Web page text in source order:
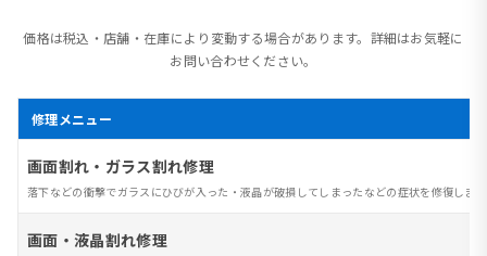
価格は税込・店舗・在庫により変動する場合があります。詳細はお気軽に
お問い合わせください。
修理メニュー
画面割れ・ガラス割れ修理
落下などの衝撃でガラスにひびが入った・液晶が破損してしまったなどの症状を修復しま
画面・液晶割れ修理